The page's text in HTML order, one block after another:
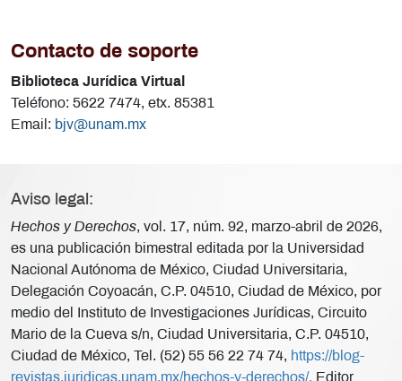
Contacto de soporte
Biblioteca Jurídica Virtual
Teléfono: 5622 7474, etx. 85381
Email: bjv@unam.mx
Aviso legal:
Hechos y Derechos, vol. 17, núm. 92, marzo-abril de 2026,
es una publicación bimestral editada por la Universidad
Nacional Autónoma de México, Ciudad Universitaria,
Delegación Coyoacán, C.P. 04510, Ciudad de México, por
medio del Instituto de Investigaciones Jurídicas, Circuito
Mario de la Cueva s/n, Ciudad Universitaria, C.P. 04510,
Ciudad de México, Tel. (52) 55 56 22 74 74, https://blog-
revistas.juridicas.unam.mx/hechos-y-derechos/. Editor